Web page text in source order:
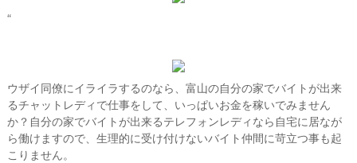
“
ウザイ同僚にイライラするのなら、富山の自分の家でバイトが出来
るチャットレディで仕事をして、いっぱいお金を稼いでみません
か？自分の家でバイトが出来るテレフォンレディなら自宅に居なが
ら働けますので、生理的に受け付けないバイト仲間に苛立つ事も起
こりません。